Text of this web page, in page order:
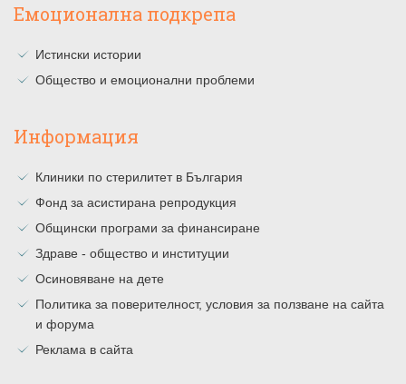
Емоционална подкрепа
Истински истории
Общество и емоционални проблеми
Информация
Клиники по стерилитет в България
Фонд за асистирана репродукция
Общински програми за финансиране
Здраве - общество и институции
Осиновяване на дете
Политика за поверителност, условия за ползване на сайта
и форума
Реклама в сайта